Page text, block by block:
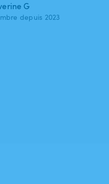
G
depuis 2023